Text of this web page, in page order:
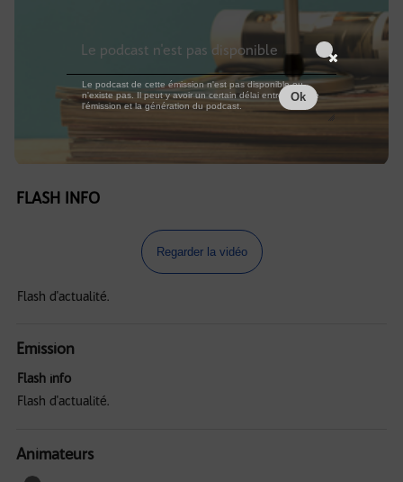
FLASH INFO
Regarder la vidéo
Flash d'actualité.
Emission
Flash info
Flash d'actualité.
Animateurs
Le podcast n'est pas disponible
Le podcast de cette émission n'est pas disponible ou
n'existe pas. Il peut y avoir un certain délai entre la fin de
l'émission et la génération du podcast.
Ok